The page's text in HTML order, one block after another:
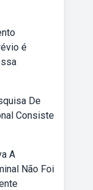
é
De
Consiste
A
Não Foi